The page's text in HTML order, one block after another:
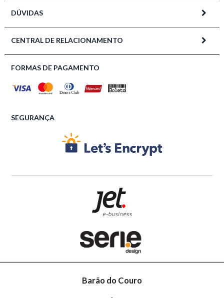
DÚVIDAS
CENTRAL DE RELACIONAMENTO
FORMAS DE PAGAMENTO
SEGURANÇA
Barão do Couro